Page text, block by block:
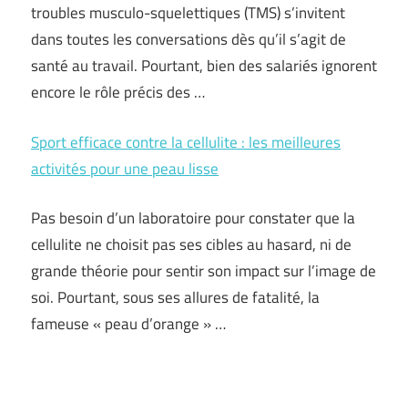
troubles musculo-squelettiques (TMS) s’invitent
dans toutes les conversations dès qu’il s’agit de
santé au travail. Pourtant, bien des salariés ignorent
encore le rôle précis des …
Sport efficace contre la cellulite : les meilleures
activités pour une peau lisse
Pas besoin d’un laboratoire pour constater que la
cellulite ne choisit pas ses cibles au hasard, ni de
grande théorie pour sentir son impact sur l’image de
soi. Pourtant, sous ses allures de fatalité, la
fameuse « peau d’orange » …